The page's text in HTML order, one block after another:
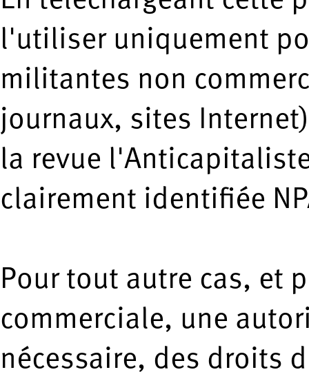
l'utiliser uniquement
militantes non
journaux, sites
la revue
clairement identifiée
Pour tout autre cas, et
commerciale, une
nécessaire, des droits